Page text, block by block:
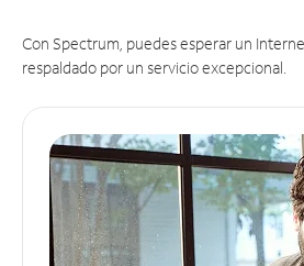
Con Spectrum, puedes esperar un
respaldado por un servicio excepcional.